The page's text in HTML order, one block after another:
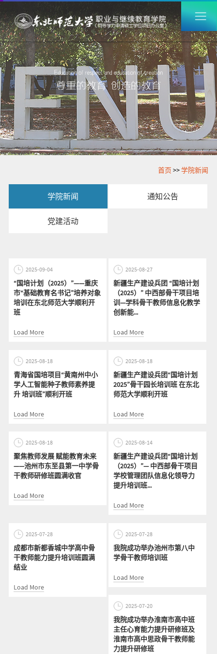
首页 >>学院新闻
学院新闻 通知公告
党建活动
2025-09-04
“国培计划（2025）”——重庆
市“基础教育名书记”培养对象
培训在东北师范大学顺利开
班
Load More
2025-08-27
新疆生产建设兵团 “国培计划
（2025）” 中西部骨干项目培
训—学科骨干教师信息化教学
创新能...
Load More
2025-08-18
青海省国培项目“黄南州中小
学人工智能种子教师素养提
升 培训班”顺利开班
Load More
2025-08-18
新疆生产建设兵团“国培计划
2025”骨干园长培训班 在东北
师范大学顺利开班
Load More
2025-08-18
聚焦教师发展 赋能教育未来
——池州市东至县第一中学骨
干教师研修班圆满收官
Load More
2025-08-14
新疆生产建设兵团“国培计划
（2025）”— 中西部骨干项目
学校管理团队信息化领导力
提升培训班...
Load More
2025-07-28
成都市新都香城中学高中骨
干教师能力提升培训班圆满
结业
Load More
2025-07-28
我院成功举办池州市第八中
学骨干教师培训班
Load More
2025-07-20
我院成功举办淮南市高中班
主任心育能力提升研修班及
淮南市高中思政骨干教师能
力提升研修班